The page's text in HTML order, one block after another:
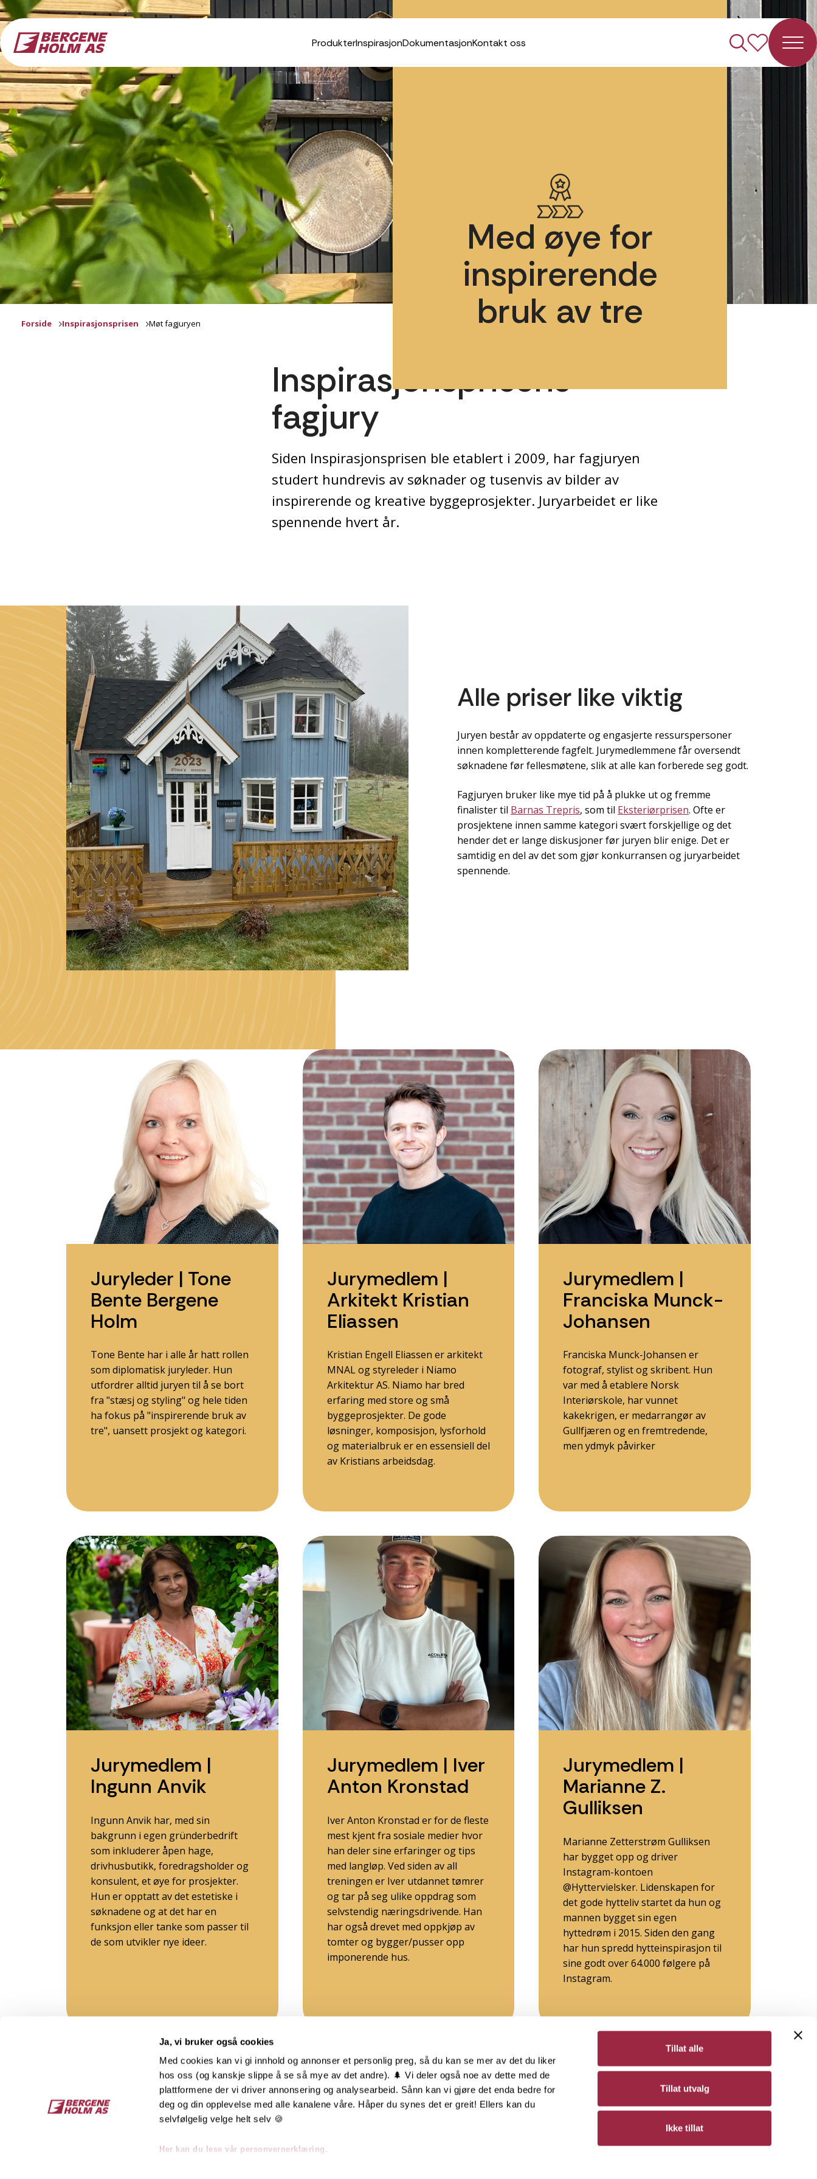
Ja, vi bruker også cookies
Med cookies kan vi gi innhold og annonser et personlig preg, så du kan se mer av det du liker
hos oss (og kanskje slippe å se så mye av det andre). 🌲 Vi deler også noe av dette med de
plattformene der vi driver annonsering og analysearbeid. Sånn kan vi gjøre det enda bedre for
deg og din opplevelse med alle kanalene våre. Håper du synes det er greit! Ellers kan du
selvfølgelig velge helt selv 🍪
Her kan du lese vår personvernerklæring.
Tillat alle
Tillat utvalg
Ikke tillat
Med øye for
inspirerende
bruk av tre
ProdukterInspirasjonDokumentasjonKontakt oss
Forside Inspirasjonsprisen Møt fagjuryen
Inspirasjonsprisens
fagjury
Siden Inspirasjonsprisen ble etablert i 2009, har fagjuryen
studert hundrevis av søknader og tusenvis av bilder av
inspirerende og kreative byggeprosjekter. Juryarbeidet er like
spennende hvert år.
Alle priser like viktig
Juryen består av oppdaterte og engasjerte ressurspersoner
innen kompletterende fagfelt. Jurymedlemmene får oversendt
søknadene før fellesmøtene, slik at alle kan forberede seg godt.
Fagjuryen bruker like mye tid på å plukke ut og fremme
finalister til Barnas Trepris, som til Eksteriørprisen. Ofte er
prosjektene innen samme kategori svært forskjellige og det
hender det er lange diskusjoner før juryen blir enige. Det er
samtidig en del av det som gjør konkurransen og juryarbeidet
spennende.
Juryleder | Tone
Bente Bergene
Holm
Tone Bente har i alle år hatt rollen
som diplomatisk juryleder. Hun
utfordrer alltid juryen til å se bort
fra "stæsj og styling" og hele tiden
ha fokus på "inspirerende bruk av
tre", uansett prosjekt og kategori.
Jurymedlem |
Arkitekt Kristian
Eliassen
Kristian Engell Eliassen er arkitekt
MNAL og styreleder i Niamo
Arkitektur AS. Niamo har bred
erfaring med store og små
byggeprosjekter. De gode
løsninger, komposisjon, lysforhold
og materialbruk er en essensiell del
av Kristians arbeidsdag.
Jurymedlem |
Franciska Munck-
Johansen
Franciska Munck-Johansen er
fotograf, stylist og skribent. Hun
var med å etablere Norsk
Interiørskole, har vunnet
kakekrigen, er medarrangør av
Gullfjæren og en fremtredende,
men ydmyk påvirker
Jurymedlem |
Ingunn Anvik
Ingunn Anvik har, med sin
bakgrunn i egen gründerbedrift
som inkluderer åpen hage,
drivhusbutikk, foredragsholder og
konsulent, et øye for prosjekter.
Hun er opptatt av det estetiske i
søknadene og at det har en
funksjon eller tanke som passer til
de som utvikler nye ideer.
Jurymedlem | Iver
Anton Kronstad
Iver Anton Kronstad er for de fleste
mest kjent fra sosiale medier hvor
han deler sine erfaringer og tips
med langløp. Ved siden av all
treningen er Iver utdannet tømrer
og tar på seg ulike oppdrag som
selvstendig næringsdrivende. Han
har også drevet med oppkjøp av
tomter og bygger/pusser opp
imponerende hus.
Jurymedlem |
Marianne Z.
Gulliksen
Marianne Zetterstrøm Gulliksen
har bygget opp og driver
Instagram-kontoen
@Hyttervielsker. Lidenskapen for
det gode hytteliv startet da hun og
mannen bygget sin egen
hyttedrøm i 2015. Siden den gang
har hun spredd hytteinspirasjon til
sine godt over 64.000 følgere på
Instagram.
Bergene Holm AS
ordre@bergeneholm.no
Om oss
Jobbe hos oss
Hurtiglenker Bergene Holm